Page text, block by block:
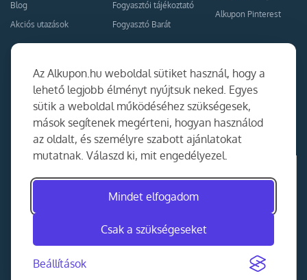
Az Alkupon.hu weboldal sütiket használ, hogy a
lehető legjobb élményt nyújtsuk neked. Egyes
sütik a weboldal működéséhez szükségesek,
mások segítenek megérteni, hogyan használod
az oldalt, és személyre szabott ajánlatokat
mutatnak. Válaszd ki, mit engedélyezel.
Mindet elfogadom
Csak a szükségeseket
Beállítások
Blog
Akciós utazások
Fogyasztói tájékoztató
Fogyasztó Barát
Alkupon Pinterest
Együttműködés
Kapcsolat
Ajánlj nekünk!
Partner Belépés